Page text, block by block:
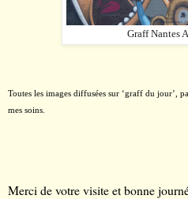
Graff Nantes
Toutes les images diffusées sur ‘graff du jour’ ,
mes soins.
Merci de votre visite et bonne